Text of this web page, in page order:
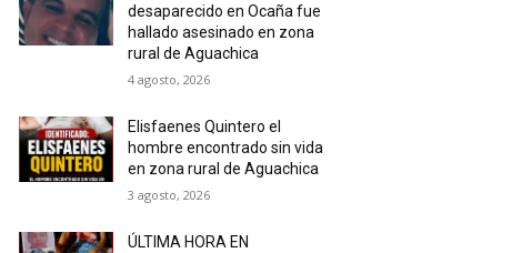
desaparecido en Ocaña fue
hallado asesinado en zona
rural de Aguachica
4 agosto, 2026
Elisfaenes Quintero el
hombre encontrado sin vida
en zona rural de Aguachica
3 agosto, 2026
ÚLTIMA HORA EN